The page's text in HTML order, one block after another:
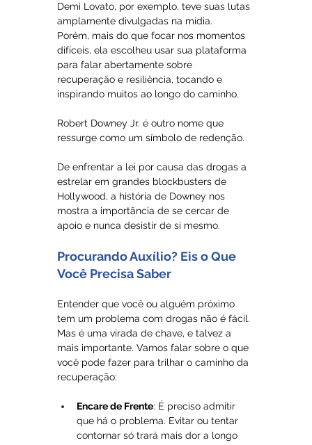
Demi Lovato, por exemplo, teve suas lutas
amplamente divulgadas na mídia.
Porém, mais do que focar nos momentos
difíceis, ela escolheu usar sua plataforma
para falar abertamente sobre
recuperação e resiliência, tocando e
inspirando muitos ao longo do caminho.
Robert Downey Jr. é outro nome que
ressurge como um símbolo de redenção.
De enfrentar a lei por causa das drogas a
estrelar em grandes blockbusters de
Hollywood, a história de Downey nos
mostra a importância de se cercar de
apoio e nunca desistir de si mesmo.
Procurando Auxílio? Eis o Que
Você Precisa Saber
Entender que você ou alguém próximo
tem um problema com drogas não é fácil.
Mas é uma virada de chave, e talvez a
mais importante. Vamos falar sobre o que
você pode fazer para trilhar o caminho da
recuperação:
Encare de Frente: É preciso admitir
que há o problema. Evitar ou tentar
contornar só trará mais dor a longo